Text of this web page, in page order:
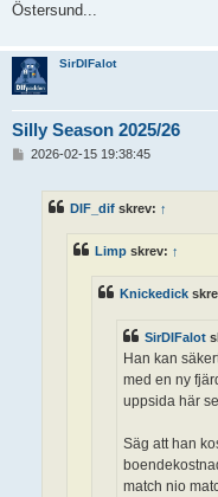
Östersund...
SirDIFalot
Silly Season 2025/26
2026-02-15 19:38:45
DIF_dif skrev: ↑
Limp skrev: ↑
Knickedick
SirDIFalot
Han kan
med en ny
uppsida här
Säg att han
match nio